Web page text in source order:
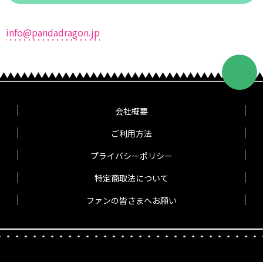
info@pandadragon.jp
会社概要
ご利用方法
プライバシーポリシー
特定商取法について
ファンの皆さまへお願い